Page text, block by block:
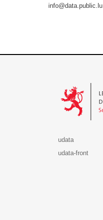
info@data.public.lu
udata
udata-front